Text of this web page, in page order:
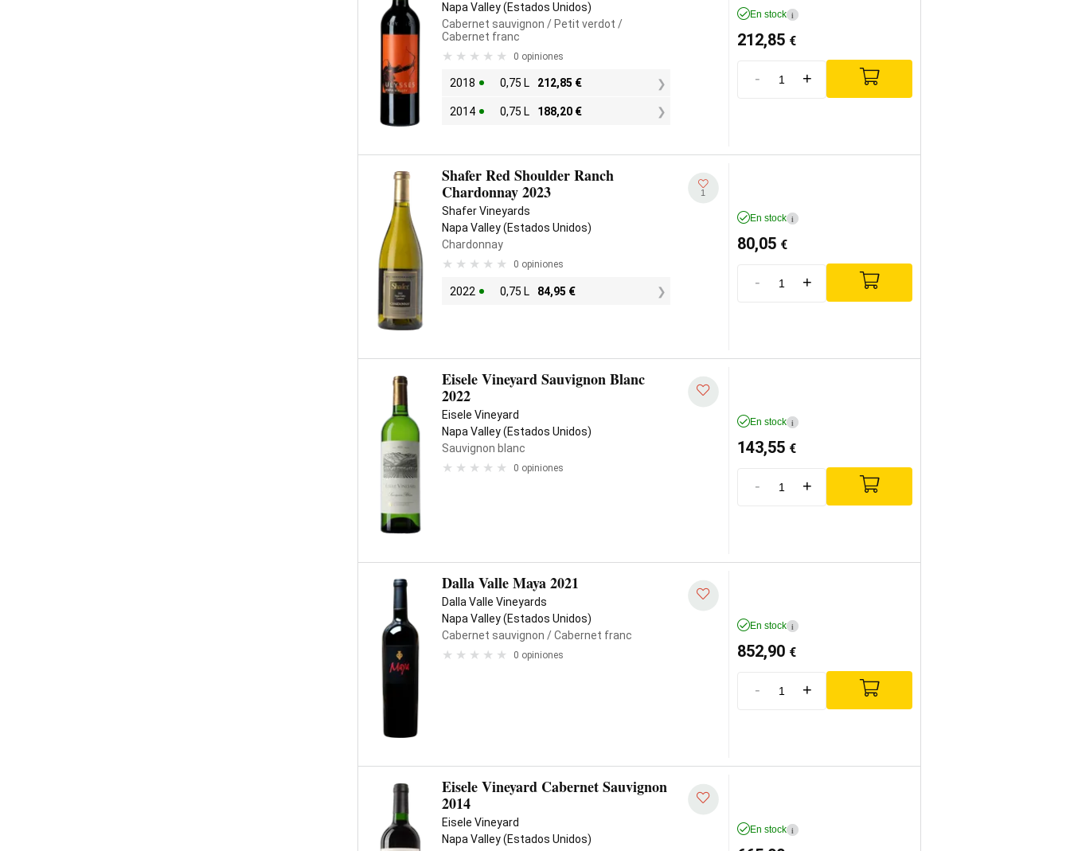
Napa Valley (Estados Unidos)
Cabernet sauvignon / Petit verdot /
Cabernet franc
0 opiniones
2018 0,75 L 212,85 €
2014 0,75 L 188,20 €
En stock i
212,85 €
- +
Shafer Red Shoulder Ranch
Chardonnay 2023
Shafer Vineyards
Napa Valley (Estados Unidos)
Chardonnay
0 opiniones
2022 0,75 L 84,95 €
1
En stock i
80,05 €
- +
Eisele Vineyard Sauvignon Blanc
2022
Eisele Vineyard
Napa Valley (Estados Unidos)
Sauvignon blanc
0 opiniones
En stock i
143,55 €
- +
Dalla Valle Maya 2021
Dalla Valle Vineyards
Napa Valley (Estados Unidos)
Cabernet sauvignon / Cabernet franc
0 opiniones
En stock i
852,90 €
- +
Eisele Vineyard Cabernet Sauvignon
2014
Eisele Vineyard
Napa Valley (Estados Unidos)
En stock i